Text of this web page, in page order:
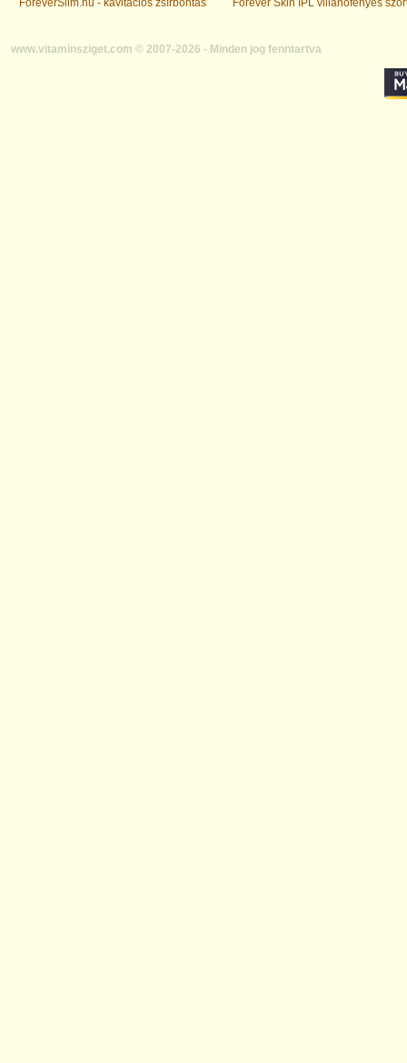
ForeverSlim.hu - kavitációs zsírbontás Forever Skin IPL villanófényes
www.vitaminsziget.com © 2007-2026 - Minden jog fenntartva